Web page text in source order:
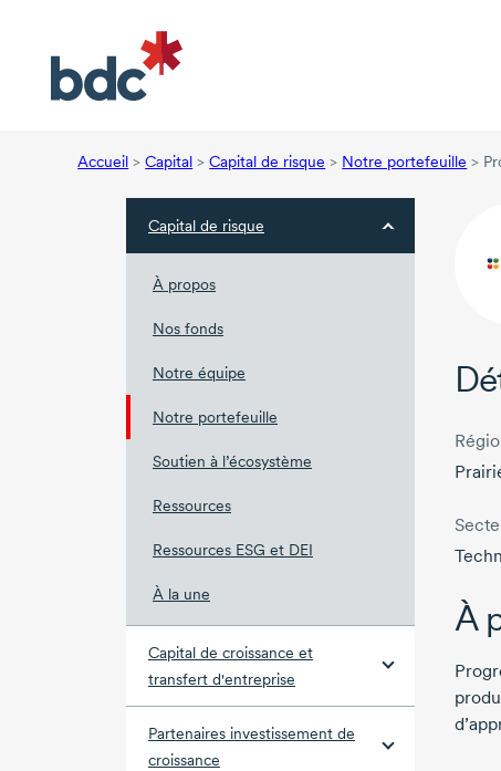
Accueil > Capital > Capital de risque > Notre portefeuille >
Capital de risque
À propos
Nos fonds
Notre équipe
Notre portefeuille
Soutien à l’écosystème
Ressources
Ressources ESG et DEI
À la une
Capital de croissance et
transfert d'entreprise
Partenaires investissement de
croissance
À